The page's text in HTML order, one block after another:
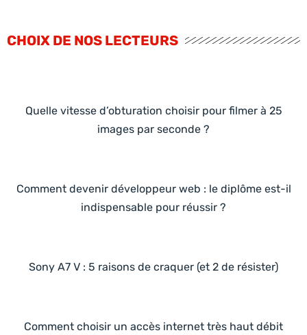
CHOIX DE NOS LECTEURS
Quelle vitesse d’obturation choisir pour filmer à 25
images par seconde ?
Comment devenir développeur web : le diplôme est-il
indispensable pour réussir ?
Sony A7 V : 5 raisons de craquer (et 2 de résister)
Comment choisir un accès internet très haut débit